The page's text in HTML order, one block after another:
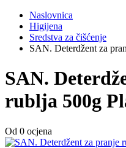
Naslovnica
Higijena
Sredstva za čišćenje
SAN. Deterdžent za
SAN.
rublja 500g
Od 0 ocjena